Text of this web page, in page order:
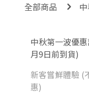
全部商品
中秋第一波優
月9日前到貨)
新客嘗鮮體驗 (
惠)